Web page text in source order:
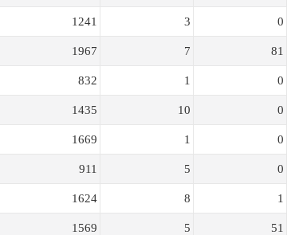
1241 3 0
1967 7 81
832 1 0
1435 10 0
1669 1 0
911 5 0
1624 8 1
1569 5 51